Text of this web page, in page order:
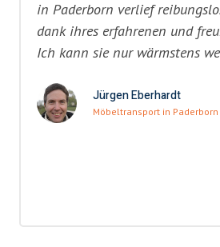
in Paderborn verlief
dank ihres erfahrenen und
Ich kann sie nur wärmstens
Jürgen Eberhardt
Möbeltransport in Paderborn